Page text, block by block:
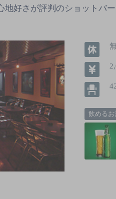
地好さが評判のショットバ
飲めるお